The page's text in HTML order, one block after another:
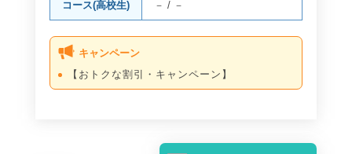
コース(高校生) － /－
キャンペーン
【おトクな割引・キャンペーン】